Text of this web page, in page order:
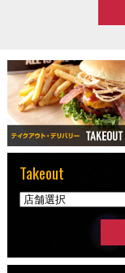
Takeout